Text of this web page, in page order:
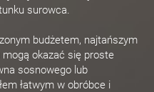
surowca.
budżetem, najtańszym
okazać się proste
sosnowego lub
łatwym w obróbce i